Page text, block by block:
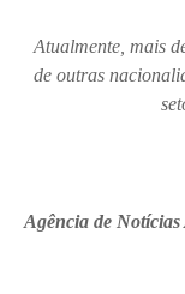
Atualmente, mais
de outras
Agência de Notícias